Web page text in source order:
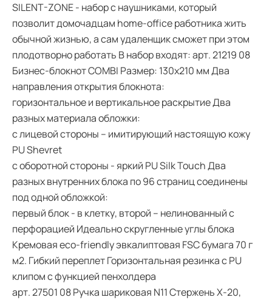
SILENT-ZONE - набор с наушниками, который
позволит домочадцам home-office работника жить
обычной жизнью, а сам удаленщик сможет при этом
плодотворно работать В набор входят: арт. 21219 08
Бизнес-блокнот COMBI Размер: 130х210 мм Два
направления открытия блокнота:
горизонтальное и вертикальное раскрытие Два
разных материала обложки:
с лицевой стороны – имитирующий настоящую кожу
PU Shevret
с оборотной стороны - яркий PU Silk Touch Два
разных внутренних блока по 96 страниц соединены
под одной обложкой:
первый блок - в клетку, второй – нелинованный c
перфорацией Идеально скругленные углы блока
Кремовая eco-friendly эвкалиптовая FSC бумага 70 г
м2. Гибкий переплет Горизонтальная резинка с PU
клипом с функцией пенхолдера
арт. 27501 08 Ручка шариковая N11 Стержень X-20,